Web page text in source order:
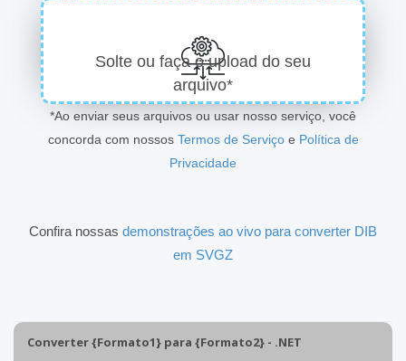
Solte ou faça o upload do seu
arquivo*
*Ao enviar seus arquivos ou usar nosso serviço, você
concorda com nossos Termos de Serviçoe Política de
Privacidade
Confira nossas demonstrações ao vivo para converter DIB
em SVGZ
Converter {Formato1} para {Formato2} - .NET